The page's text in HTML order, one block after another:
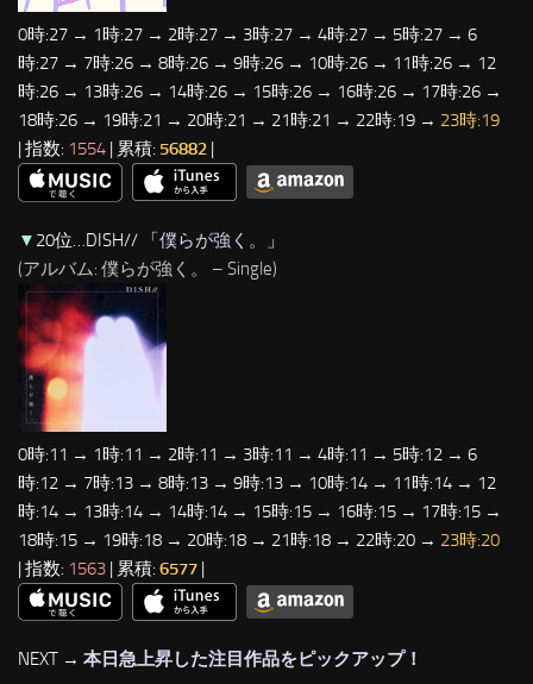
0時:27 → 1時:27 → 2時:27 → 3時:27 → 4時:27 → 5時:27 → 6
時:27 → 7時:26 → 8時:26 → 9時:26 → 10時:26 → 11時:26 → 12
時:26 → 13時:26 → 14時:26 → 15時:26 → 16時:26 → 17時:26 →
18時:26 → 19時:21 → 20時:21 → 21時:21 → 22時:19 → 23時:19
| 指数: 1554 | 累積: 56882 |
▼ 20位…DISH// 「僕らが強く。
」
(アルバム: 僕らが強く。 – Single)
0時:11 → 1時:11 → 2時:11 → 3時:11 → 4時:11 → 5時:12 → 6
時:12 → 7時:13 → 8時:13 → 9時:13 → 10時:14 → 11時:14 → 12
時:14 → 13時:14 → 14時:14 → 15時:15 → 16時:15 → 17時:15 →
18時:15 → 19時:18 → 20時:18 → 21時:18 → 22時:20 → 23時:20
| 指数: 1563 | 累積: 6577 |
NEXT → 本日急上昇した注目作品をピックアップ！